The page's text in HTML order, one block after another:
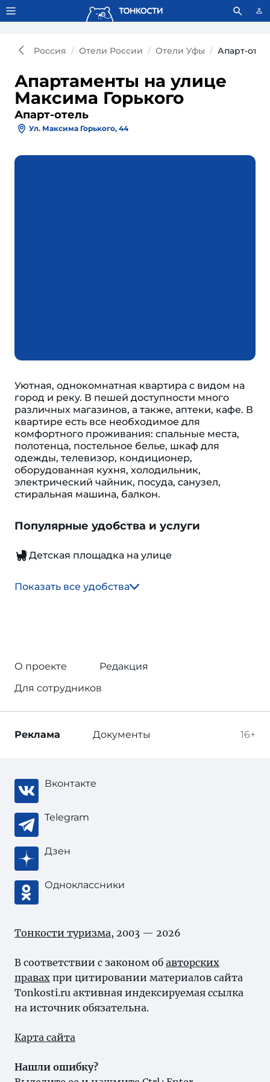
Тонкости используют сookie-файлы. Что это значит?
Россия Отели России Отели Уфы Апарт-
Апартаменты на улице
Максима Горького
Апарт-отель
Ул. Максима Горького, 44
Уютная, однокомнатная квартира с видом на
город и реку. В пешей доступности много
различных магазинов, а также, аптеки, кафе. В
квартире есть все необходимое для
комфортного проживания: спальные места,
полотенца, постельное белье, шкаф для
одежды, телевизор, кондиционер,
оборудованная кухня, холодильник,
электрический чайник, посуда, санузел,
стиральная машина, балкон.
Популярные удобства и услуги
Детская площадка на улице
Показать все удобства
О проекте
Редакция
Для сотрудников
16+
Реклама Документы
Вконтакте
Telegram
Дзен
Одноклассники
Тонкости туризма, 2003 — 2026
В соответствии с законом об авторских
правах при цитировании материалов сайта
Tonkosti.ru активная индексируемая ссылка
на источник обязательна.
Карта сайта
Нашли ошибку?